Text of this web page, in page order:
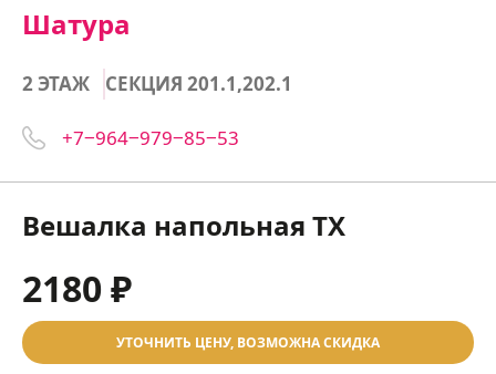
Шатура
2 ЭТАЖ СЕКЦИЯ 201.1,202.1
+7‒964‒979‒85‒53
Вешалка напольная ТХ
2180 ₽
УТОЧНИТЬ ЦЕНУ, ВОЗМОЖНА СКИДКА